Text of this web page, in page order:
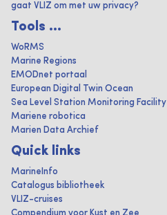
gaat VLIZ om met uw privacy?
Tools ...
WoRMS
Marine Regions
EMODnet portaal
European Digital Twin Ocean
Sea Level Station Monitoring Facility
Mariene robotica
Marien Data Archief
Quick links
MarineInfo
Catalogus bibliotheek
VLIZ-cruises